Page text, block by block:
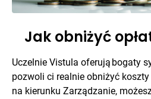
Jak obniżyć
Uczelnie Vistula oferują bogaty
pozwoli ci realnie obniżyć
na kierunku Zarządzanie,